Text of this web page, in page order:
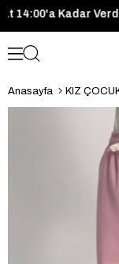
Saat 14:00'a
Anasayfa KIZ